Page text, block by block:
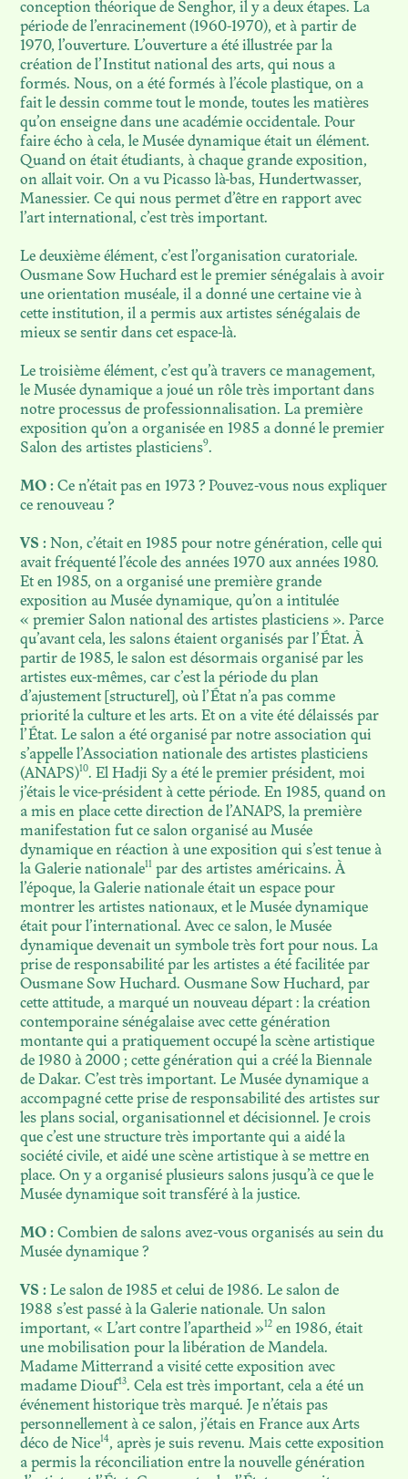
conception théorique de Senghor, il y a deux étapes. La
période de l’enracinement (1960-1970), et à partir de
1970, l’ouverture. L’ouverture a été illustrée par la
création de l’Institut national des arts, qui nous a
formés. Nous, on a été formés à l’école plastique, on a
fait le dessin comme tout le monde, toutes les matières
qu’on enseigne dans une académie occidentale. Pour
faire écho à cela, le Musée dynamique était un élément.
Quand on était étudiants, à chaque grande exposition,
on allait voir. On a vu Picasso là-bas, Hundertwasser,
Manessier. Ce qui nous permet d’être en rapport avec
l’art international, c’est très important.
Le deuxième élément, c’est l’organisation curatoriale.
Ousmane Sow Huchard est le premier sénégalais à avoir
une orientation muséale, il a donné une certaine vie à
cette institution, il a permis aux artistes sénégalais de
mieux se sentir dans cet espace-là.
Le troisième élément, c’est qu’à travers ce management,
le Musée dynamique a joué un rôle très important dans
notre processus de professionnalisation. La première
exposition qu’on a organisée en 1985 a donné le premier
Salon des artistes plasticiens9.
MO : Ce n’était pas en 1973 ? Pouvez-vous nous expliquer
ce renouveau ?
VS : Non, c’était en 1985 pour notre génération, celle qui
avait fréquenté l’école des années 1970 aux années 1980.
Et en 1985, on a organisé une première grande
exposition au Musée dynamique, qu’on a intitulée
« premier Salon national des artistes plasticiens ». Parce
qu’avant cela, les salons étaient organisés par l’État. À
partir de 1985, le salon est désormais organisé par les
artistes eux-mêmes, car c’est la période du plan
d’ajustement [structurel], où l’État n’a pas comme
priorité la culture et les arts. Et on a vite été délaissés par
l’État. Le salon a été organisé par notre association qui
s’appelle l’Association nationale des artistes plasticiens
(ANAPS)10. El Hadji Sy a été le premier président, moi
j’étais le vice-président à cette période. En 1985, quand on
a mis en place cette direction de l’ANAPS, la première
manifestation fut ce salon organisé au Musée
dynamique en réaction à une exposition qui s’est tenue à
la Galerie nationale11 par des artistes américains. À
l’époque, la Galerie nationale était un espace pour
montrer les artistes nationaux, et le Musée dynamique
était pour l’international. Avec ce salon, le Musée
dynamique devenait un symbole très fort pour nous. La
prise de responsabilité par les artistes a été facilitée par
Ousmane Sow Huchard. Ousmane Sow Huchard, par
cette attitude, a marqué un nouveau départ : la création
contemporaine sénégalaise avec cette génération
montante qui a pratiquement occupé la scène artistique
de 1980 à 2000 ; cette génération qui a créé la Biennale
de Dakar. C’est très important. Le Musée dynamique a
accompagné cette prise de responsabilité des artistes sur
les plans social, organisationnel et décisionnel. Je crois
que c’est une structure très importante qui a aidé la
société civile, et aidé une scène artistique à se mettre en
place. On y a organisé plusieurs salons jusqu’à ce que le
Musée dynamique soit transféré à la justice.
MO : Combien de salons avez-vous organisés au sein du
Musée dynamique ?
VS : Le salon de 1985 et celui de 1986. Le salon de
1988 s’est passé à la Galerie nationale. Un salon
important, « L’art contre l’apartheid »12 en 1986, était
une mobilisation pour la libération de Mandela.
Madame Mitterrand a visité cette exposition avec
madame Diouf13. Cela est très important, cela a été un
événement historique très marqué. Je n’étais pas
personnellement à ce salon, j’étais en France aux Arts
déco de Nice14, après je suis revenu. Mais cette exposition
a permis la réconciliation entre la nouvelle génération
N. 03
L’INSTITUT FICTIONNEL
D’AFRIQUE NOIRE
N. 02
LES SURVIVANCES
TOXIQUES DES
COLLECTIONS COLONIALES
N. 01
LA VIE MÉTAPHORIQUE
DES OBJETS D'ART